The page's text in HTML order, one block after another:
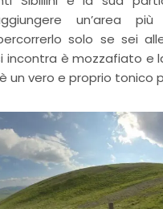
un’area
solo se sei
incontra è mozzafiato e
un vero e proprio tonico